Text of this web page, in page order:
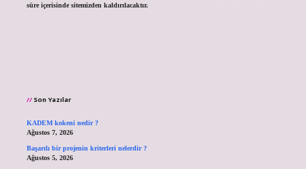
süre içerisinde sitemizden kaldırılacaktır.
Son Yazılar
KADEM kokeni nedir ?
Ağustos 7, 2026
Başarılı bir projenin kriterleri nelerdir ?
Ağustos 5, 2026